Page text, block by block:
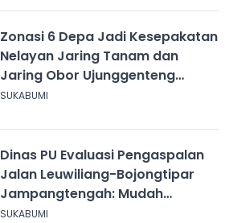
Zonasi 6 Depa Jadi Kesepakatan
Nelayan Jaring Tanam dan
Jaring Obor Ujunggenteng
Sukabumi
SUKABUMI
Dinas PU Evaluasi Pengaspalan
Jalan Leuwiliang-Bojongtipar
Jampangtengah: Mudah
Mengelupas
SUKABUMI